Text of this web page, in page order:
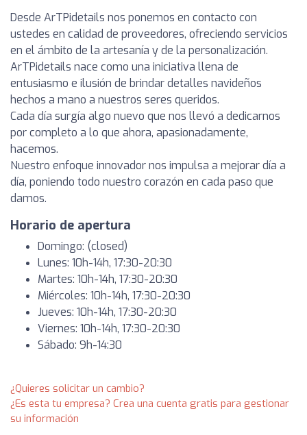
Desde ArTPidetails nos ponemos en contacto con
ustedes en calidad de proveedores, ofreciendo servicios
en el ámbito de la artesanía y de la personalización.
ArTPidetails nace como una iniciativa llena de
entusiasmo e ilusión de brindar detalles navideños
hechos a mano a nuestros seres queridos.
Cada día surgía algo nuevo que nos llevó a dedicarnos
por completo a lo que ahora, apasionadamente,
hacemos.
Nuestro enfoque innovador nos impulsa a mejorar día a
día, poniendo todo nuestro corazón en cada paso que
damos.
Horario de apertura
Domingo: (closed)
Lunes: 10h-14h, 17:30-20:30
Martes: 10h-14h, 17:30-20:30
Miércoles: 10h-14h, 17:30-20:30
Jueves: 10h-14h, 17:30-20:30
Viernes: 10h-14h, 17:30-20:30
Sábado: 9h-14:30
¿Quieres solicitar un cambio?
¿Es esta tu empresa? Crea una cuenta gratis para gestionar
su información